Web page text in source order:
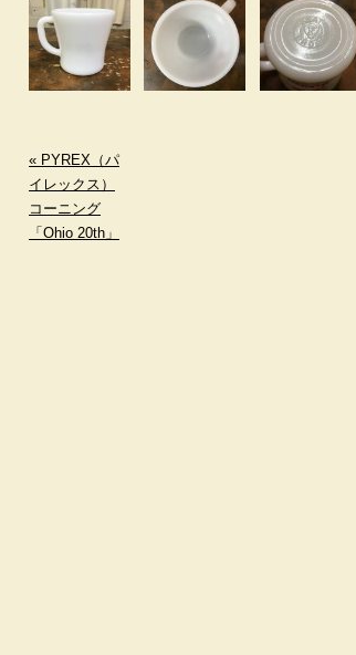
« PYREX（パ
イレックス）
コーニング
「Ohio 20th」